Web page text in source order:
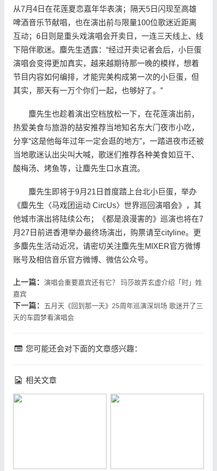
从7月4日在花莲夏恋嘉年华表演；隔天5日闪现至高雄
啤酒音乐节献唱，也在演出前与限量100位歌迷近距离
互动；6日则是重头戏演唱会开卖日，一连三天线上、线
下陪伴歌迷。麋先生透露：“经过开卖记者会后，小巨蛋
演唱会变得更加真实，越来越期待那一晚的模样，想着
节目内容如何编排，才能完美构成第一次的小巨蛋，但
其实，那天有一万个你们一起，也够好了。”
麋先生也趁着演出空档放松一下，在花莲演出前，
热爱美食与旅游的喆安推荐当地知名东大门夜市小吃，
分享“这是他每年过年一定会逛的地方”，一踏进夜市还被
当地歌迷认出尖叫大喊，歌迷们推荐各种美食如豆干、
酸梅汤、烤鱼等，让麋先生口水直流。
麋先生即将于9月21日首度踏上台北小巨蛋，举办
《麋先生〈马戏团运动 CircUs〉世界巡回演唱会》，其
他城市演出将陆续公布；《都是浪漫害的》巡演也将在7
月27日前进香港举办最终场演出，购票请至cityline。更
多麋先生活动近况，请密切关注麋先生MIXER官方微博
账号及相信音乐官方微博、微信公众号。
上一篇： 演唱会重要嘉宾还有它？ 玛莎故弄玄虚介绍「时」姓
嘉宾
下一篇： 五月天《回到那一天》25周年巡演深圳场 歌迷开了三
天的车圆梦看演唱会
您可能还会对下面的文章感兴趣：
相关文章